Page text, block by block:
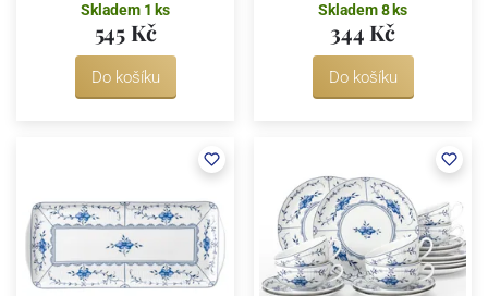
Skladem 1 ks
545 Kč
Do košíku
Skladem 8 ks
344 Kč
Do košíku